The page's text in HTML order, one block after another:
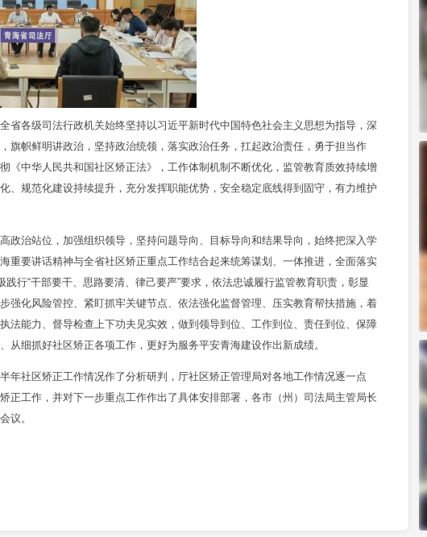
各级司法行政机关始终坚持以习近平新时代中国特色社会主义思想为指导，深
旗帜鲜明讲政治，坚持政治统领，落实政治任务，扛起政治责任，勇于担当作
《中华人民共和国社区矫正法》，工作体制机制不断优化，监管教育质效持续增
、规范化建设持续提升，充分发挥职能优势，安全稳定底线得到固守，有力维护
治站位，加强组织领导，坚持问题导向、目标导向和结果导向，始终把深入学
重要讲话精神与全省社区矫正重点工作结合起来统筹谋划、一体推进，全面落实
践行“干部要干、思路要清、律己要严”要求，依法忠诚履行监管教育职责，彰显
强化风险管控、紧盯抓牢关键节点、依法强化监督管理、压实教育帮扶措施，着
法能力、督导检查上下功夫见实效，做到领导到位、工作到位、责任到位、保障
从细抓好社区矫正各项工作，更好为服务平安青海建设作出新成绩。
社区矫正工作情况作了分析研判，厅社区矫正管理局对各地工作情况逐一点
正工作，并对下一步重点工作作出了具体安排部署，各市（州）司法局主管局长
议。